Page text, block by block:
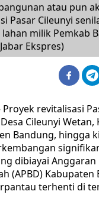
atau pun
Pasar Cileunyi
milik Pemkab
Ekspres)
Proyek revitalisasi
Cileunyi Wetan,
Bandung, hingga
dibiayai Anggaran
(APBD) Kabupaten
terhenti di